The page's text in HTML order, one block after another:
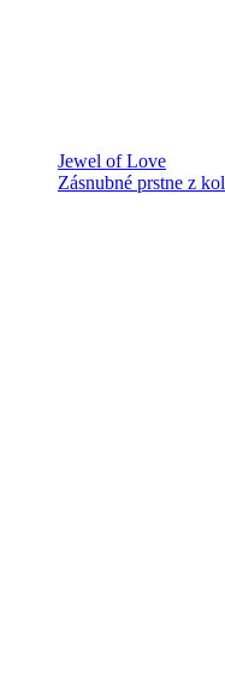
Jewel of Love
Zásnubné prstne z